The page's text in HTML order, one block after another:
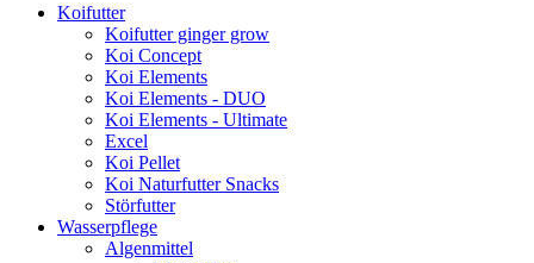
Koifutter
Koifutter ginger grow
Koi Concept
Koi Elements
Koi Elements - DUO
Koi Elements - Ultimate
Excel
Koi Pellet
Koi Naturfutter Snacks
Störfutter
Wasserpflege
Algenmittel